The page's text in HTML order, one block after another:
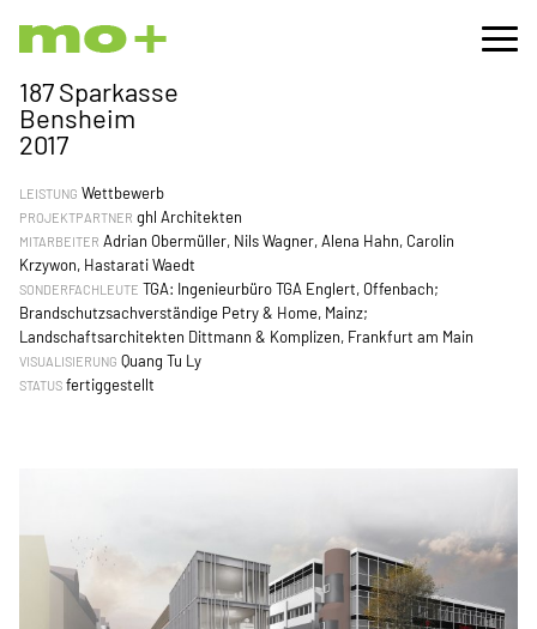
187 Sparkasse
Bensheim
2017
LEISTUNG Wettbewerb
PROJEKTPARTNER ghl Architekten
MITARBEITER Adrian Obermüller, Nils Wagner, Alena Hahn, Carolin
Krzywon, Hastarati Waedt
SONDERFACHLEUTE TGA: Ingenieurbüro TGA Englert, Offenbach;
Brandschutzsachverständige Petry & Home, Mainz;
Landschaftsarchitekten Dittmann & Komplizen, Frankfurt am Main
VISUALISIERUNG Quang Tu Ly
STATUS fertiggestellt